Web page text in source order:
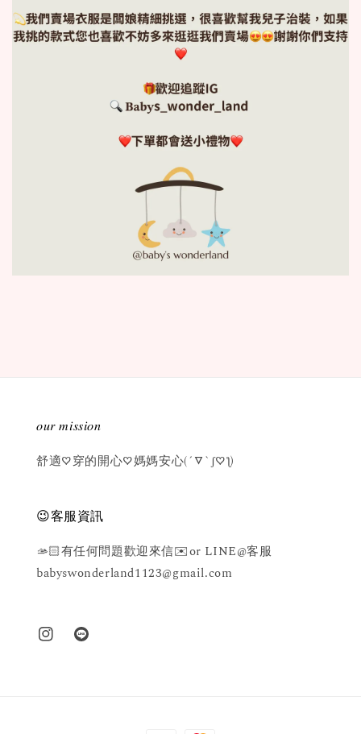
𝑜𝑢𝑟 𝑚𝑖𝑠𝑠𝑖𝑜𝑛
舒適♡穿的開心♡媽媽安心(´▽`ʃ♡ƪ)
😉客服資訊
🫴🏻有任何問題歡迎來信✉️or LINE@客服
babyswonderland1123@gmail.com